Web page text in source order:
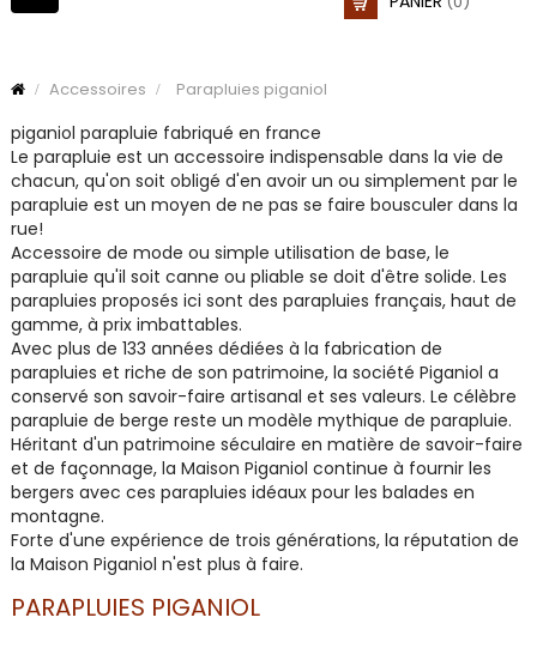
la
Accessoires Parapluies piganiol
piganiol parapluie fabriqué en france
Le parapluie est un accessoire indispensable dans la vie de
chacun, qu'on soit obligé d'en avoir un ou simplement par le
parapluie est un moyen de ne pas se faire bousculer dans la
rue!
Accessoire de mode ou simple utilisation de base, le
parapluie qu'il soit canne ou pliable se doit d'être solide. Les
parapluies proposés ici sont des parapluies français, haut de
gamme, à prix imbattables.
Avec plus de 133 années dédiées à la fabrication de
parapluies et riche de son patrimoine, la société Piganiol a
conservé son savoir-faire artisanal et ses valeurs. Le célèbre
parapluie de berge reste un modèle mythique de parapluie.
Héritant d'un patrimoine séculaire en matière de savoir-faire
et de façonnage, la Maison Piganiol continue à fournir les
bergers avec ces parapluies idéaux pour les balades en
montagne.
Forte d'une expérience de trois générations, la réputation de
la Maison Piganiol n'est plus à faire.
PARAPLUIES PIGANIOL